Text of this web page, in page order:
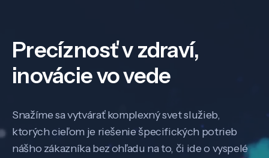
Precíznosť v zdraví,
inovácie vo vede
Snažíme sa vytvárať komplexný svet služieb,
ktorých cieľom je riešenie špecifických potrieb
nášho zákazníka bez ohľadu na to, či ide o vyspelé